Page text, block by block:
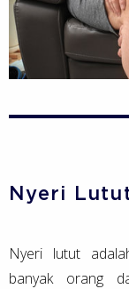
Nyeri
Nyeri lutut
banyak orang